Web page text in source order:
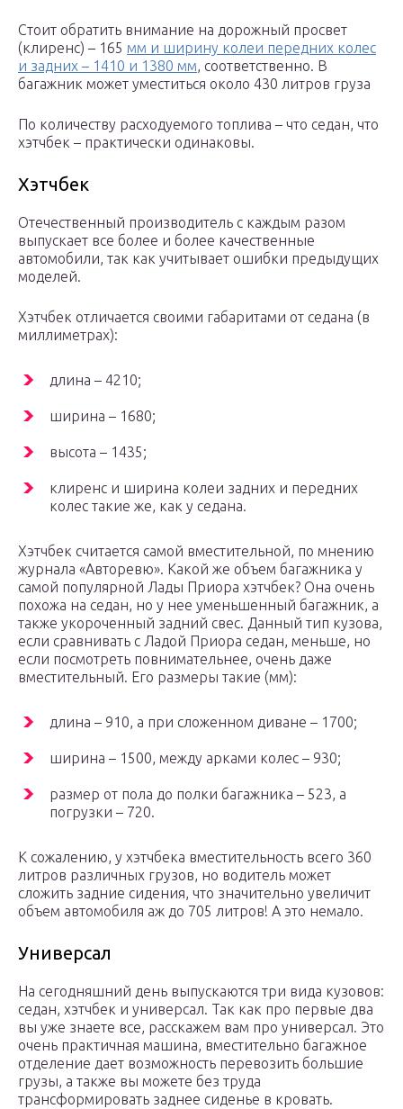
Стоит обратить внимание на дорожный просвет
(клиренс) – 165 мм и ширину колеи передних колес
и задних – 1410 и 1380 мм, соответственно. В
багажник может уместиться около 430 литров груза
По количеству расходуемого топлива – что седан, что
хэтчбек – практически одинаковы.
Хэтчбек
Отечественный производитель с каждым разом
выпускает все более и более качественные
автомобили, так как учитывает ошибки предыдущих
моделей.
Хэтчбек отличается своими габаритами от седана (в
миллиметрах):
длина – 4210;
ширина – 1680;
высота – 1435;
клиренс и ширина колеи задних и передних
колес такие же, как у седана.
Хэтчбек считается самой вместительной, по мнению
журнала «Авторевю». Какой же объем багажника у
самой популярной Лады Приора хэтчбек? Она очень
похожа на седан, но у нее уменьшенный багажник, а
также укороченный задний свес. Данный тип кузова,
если сравнивать с Ладой Приора седан, меньше, но
если посмотреть повнимательнее, очень даже
вместительный. Его размеры такие (мм):
длина – 910, а при сложенном диване – 1700;
ширина – 1500, между арками колес – 930;
размер от пола до полки багажника – 523, а
погрузки – 720.
К сожалению, у хэтчбека вместительность всего 360
литров различных грузов, но водитель может
сложить задние сидения, что значительно увеличит
объем автомобиля аж до 705 литров! А это немало.
Универсал
На сегодняшний день выпускаются три вида кузовов:
седан, хэтчбек и универсал. Так как про первые два
вы уже знаете все, расскажем вам про универсал. Это
очень практичная машина, вместительно багажное
отделение дает возможность перевозить большие
грузы, а также вы можете без труда
трансформировать заднее сиденье в кровать.